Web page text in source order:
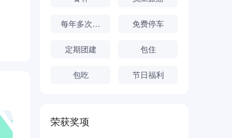
每年多次调薪 免费停车
定期团建 包住
包吃 节日福利
荣获奖项